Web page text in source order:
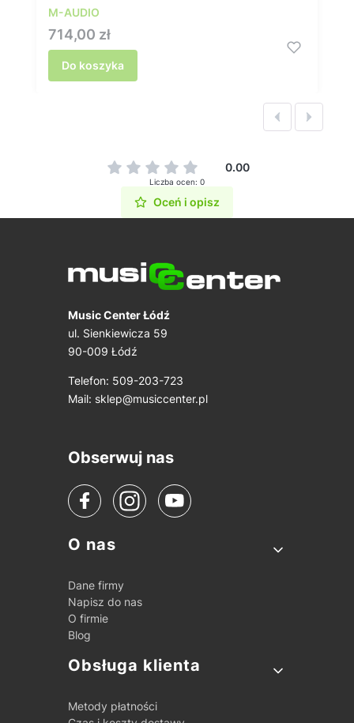
M-AUDIO
Cena
714,00 zł
Do koszyka
0.00
Liczba ocen: 0
Oceń i opisz
Music Center Łódź
ul. Sienkiewicza 59
90-009 Łódź
Telefon: 509-203-723
Mail: sklep@musiccenter.pl
Obserwuj nas
Linki w stopce
O nas
Dane firmy
Napisz do nas
O firmie
Blog
Obsługa klienta
Metody płatności